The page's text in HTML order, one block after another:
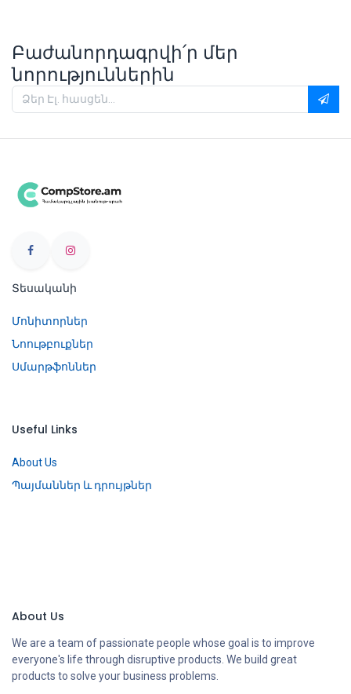
Բաժանորդագրվի՛ր մեր
նորություններին
Տեսականի
Մոնիտորներ
Նոութբուքներ
Սմարթֆոններ
Useful Links
About Us
Պայմաններ և դրույթներ
About Us
We are a team of passionate people whose goal is to improve
everyone's life through disruptive products. We build great
products to solve your business problems.